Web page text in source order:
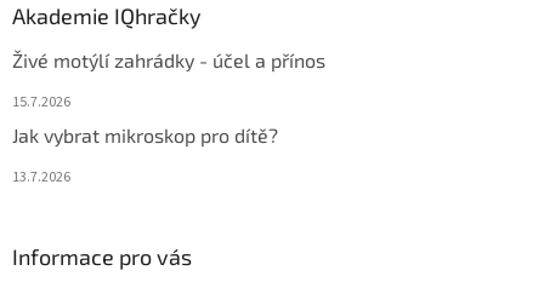
Akademie IQhračky
Živé motýlí zahrádky - účel a přínos
15.7.2026
Jak vybrat mikroskop pro dítě?
13.7.2026
Informace pro vás